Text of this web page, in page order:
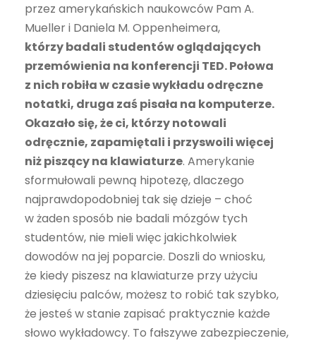
przez amerykańskich naukowców Pam A.
Mueller i Daniela M. Oppenheimera,
którzy badali studentów oglądających
przemówienia na konferencji TED. Połowa
z nich robiła w czasie wykładu odręczne
notatki, druga zaś pisała na komputerze.
Okazało się, że ci, którzy notowali
odręcznie, zapamiętali i przyswoili więcej
niż piszący na klawiaturze. Amerykanie
sformułowali pewną hipotezę, dlaczego
najprawdopodobniej tak się dzieje – choć
w żaden sposób nie badali mózgów tych
studentów, nie mieli więc jakichkolwiek
dowodów na jej poparcie. Doszli do wniosku,
że kiedy piszesz na klawiaturze przy użyciu
dziesięciu palców, możesz to robić tak szybko,
że jesteś w stanie zapisać praktycznie każde
słowo wykładowcy. To fałszywe zabezpieczenie,